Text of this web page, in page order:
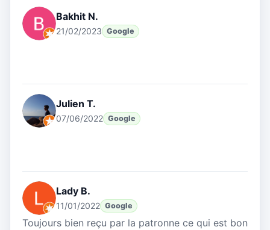
Bakhit N.
21/02/2023 Google
Julien T.
07/06/2022 Google
Lady B.
11/01/2022 Google
Toujours bien reçu par la patronne ce qui est bon